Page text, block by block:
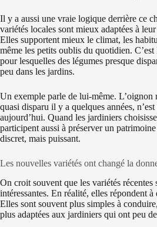
Il y a aussi une vraie logique derrière ce
variétés locales sont mieux adaptées à
Elles supportent mieux le climat, les
même les petits oublis du quotidien. C’est
pour lesquelles des légumes presque
peu dans les jardins.
Un exemple parle de lui-même. L’oignon
quasi disparu il y a quelques années,
aujourd’hui. Quand les jardiniers
participent aussi à préserver un
discret, mais puissant.
Les nouvelles variétés ont changé la
On croit souvent que les variétés récentes
intéressantes. En réalité, elles répondent à
Elles sont souvent plus simples à
plus adaptées aux jardiniers qui ont peu